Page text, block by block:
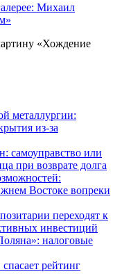
Михаил
«Хождение
металлургии:
из-за
самоуправство или
при возврате долга
Востоке вопреки
переходят к
инвестиций
налоговые
рейтинг